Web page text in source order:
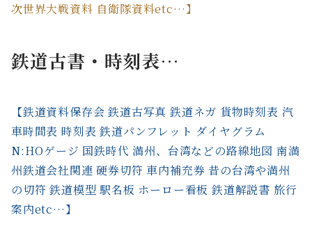
次世界大戦資料 自衛隊資料etc…】
鉄道古書・時刻表…
【鉄道資料保存会 鉄道古写真 鉄道ネガ 貨物時刻表 汽
車時間表 時刻表 鉄道パンフレット ダイヤグラム
N:HOゲージ 国鉄時代 満州、台湾などの路線地図 南満
州鉄道会社関連 硬券切符 車内補充券 昔の台湾や満州
の切符 鉄道模型 駅名板 ホーロー看板 鉄道解説書 旅行
案内etc…】